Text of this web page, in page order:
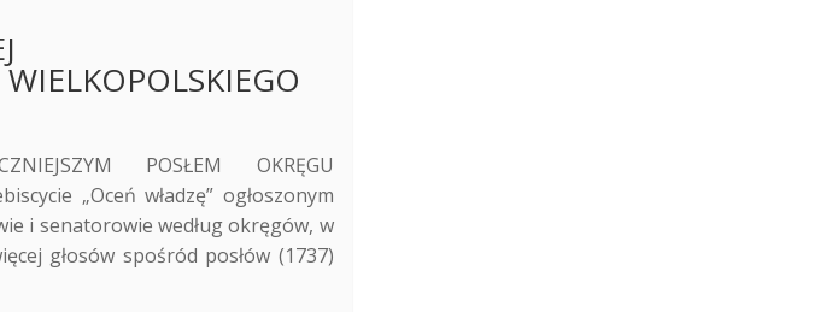
POSŁEM OKRĘGU
„Oceń władzę” ogłoszonym
i senatorowie według okręgów, w
głosów spośród posłów (1737)